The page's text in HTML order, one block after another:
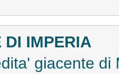
IMPERIA
giacente